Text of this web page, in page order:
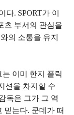
. SPORT가 이
츠 부서의 관심을
의 소통을 유지
이미 한지 플릭
션을 차지할 수
독은 그가 그 역
믿는다. 쿤데가 떠